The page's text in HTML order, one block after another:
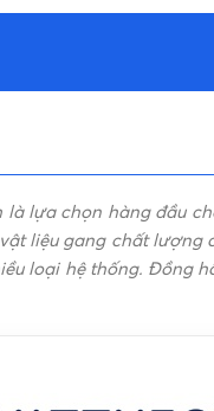
là lựa chọn hàng đầu
liệu gang chất
loại hệ thống. Đồng